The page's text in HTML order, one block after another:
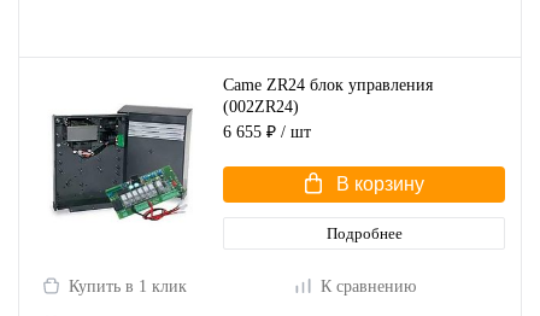
Came ZR24 блок управления
(002ZR24)
6 655 ₽ / шт
В корзину
Подробнее
Купить в 1 клик К сравнению